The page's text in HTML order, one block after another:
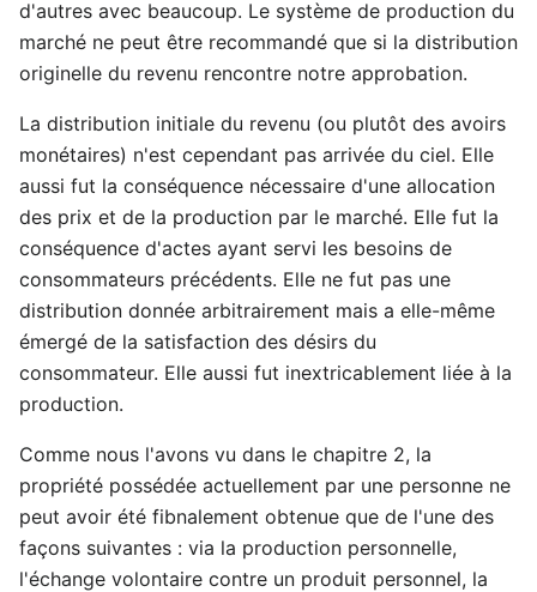
d'autres avec beaucoup. Le système de production du
marché ne peut être recommandé que si la distribution
originelle du revenu rencontre notre approbation.
La distribution initiale du revenu (ou plutôt des avoirs
monétaires) n'est cependant pas arrivée du ciel. Elle
aussi fut la conséquence nécessaire d'une allocation
des prix et de la production par le marché. Elle fut la
conséquence d'actes ayant servi les besoins de
consommateurs précédents. Elle ne fut pas une
distribution donnée arbitrairement mais a elle-même
émergé de la satisfaction des désirs du
consommateur. Elle aussi fut inextricablement liée à la
production.
Comme nous l'avons vu dans le chapitre 2, la
propriété possédée actuellement par une personne ne
peut avoir été fibnalement obtenue que de l'une des
façons suivantes : via la production personnelle,
l'échange volontaire contre un produit personnel, la